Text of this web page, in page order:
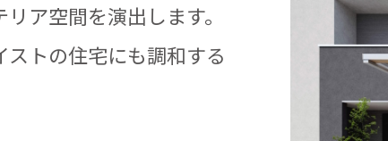
ア空間を演出します。
トの住宅にも調和する